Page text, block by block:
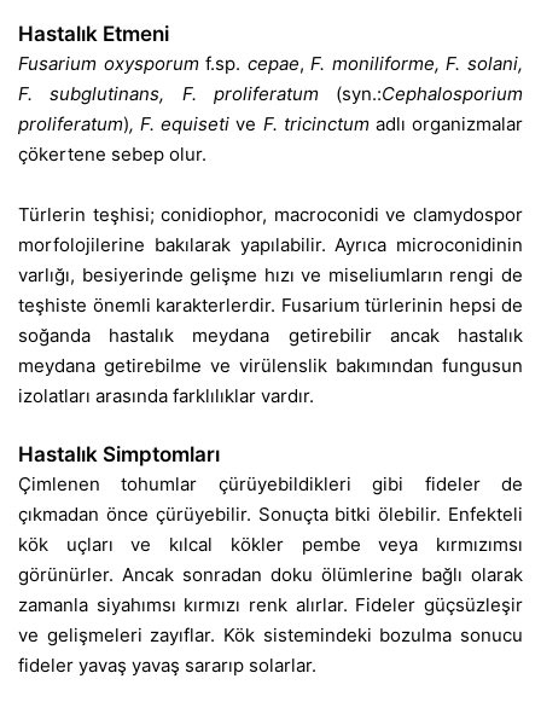
Hastalık Etmeni
Fusarium oxysporumf.sp. cepae,F. moniliforme, F. solani,
F. subglutinans, F. proliferatum (syn.:Cephalosporium
proliferatum), F. equisetive F. tricinctumadlı organizmalar
çökertene sebep olur.
Türlerin teşhisi; conidiophor, macroconidi ve clamydospor
morfolojilerine bakılarak yapılabilir. Ayrıca microconidinin
varlığı, besiyerinde gelişme hızı ve miseliumların rengi de
teşhiste önemli karakterlerdir. Fusarium türlerinin hepsi de
soğanda hastalık meydana getirebilir ancak hastalık
meydana getirebilme ve virülenslik bakımından fungusun
izolatları arasında farklılıklar vardır.
Hastalık Simptomları
Çimlenen tohumlar çürüyebildikleri gibi fideler de
çıkmadan önce çürüyebilir. Sonuçta bitki ölebilir. Enfekteli
kök uçları ve kılcal kökler pembe veya kırmızımsı
görünürler. Ancak sonradan doku ölümlerine bağlı olarak
zamanla siyahımsı kırmızı renk alırlar. Fideler güçsüzleşir
ve gelişmeleri zayıflar. Kök sistemindeki bozulma sonucu
fideler yavaş yavaş sararıp solarlar.